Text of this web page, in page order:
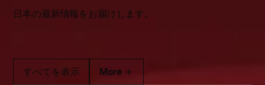
日本の最新情報をお届けします。
すべてを表示 More